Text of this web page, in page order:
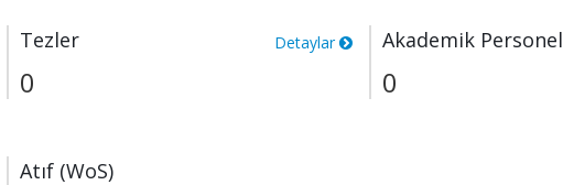
Tezler Detaylar
0
Akademik Personel
0
Atıf (WoS)